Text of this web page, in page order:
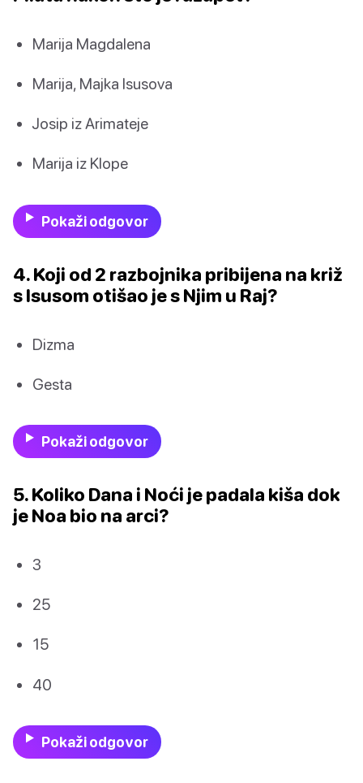
Marija Magdalena
Marija, Majka Isusova
Josip iz Arimateje
Marija iz Klope
Pokaži odgovor
4. Koji od 2 razbojnika pribijena na križ
s Isusom otišao je s Njim u Raj?
Dizma
Gesta
Pokaži odgovor
5. Koliko Dana i Noći je padala kiša dok
je Noa bio na arci?
3
25
15
40
Pokaži odgovor